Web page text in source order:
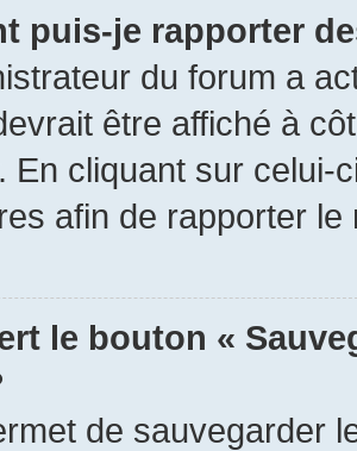
puis-je rapporter
du forum a
être affiché à
En cliquant sur
afin de rapporter le
le bouton «
de sauvegarder